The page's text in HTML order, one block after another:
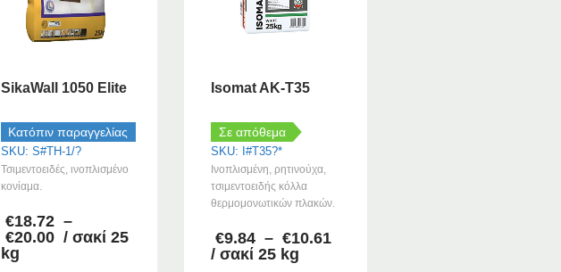
SikaWall 1050 Elite
Κατόπιν παραγγελίας
SKU: S#TH-1/?
Τσιμεντοειδές, ινοπλισμένο
κονίαμα.
€18.72 –
€20.00 Price
/ σακί 25
kg
Isomat AK-T35
Σε απόθεμα
SKU: I#T35?*
Ινοπλισμένη, ρητινούχα,
τσιμεντοειδής κόλλα
θερμομονωτικών πλακών.
€9.84 – €10.61
/ σακί 25 kg